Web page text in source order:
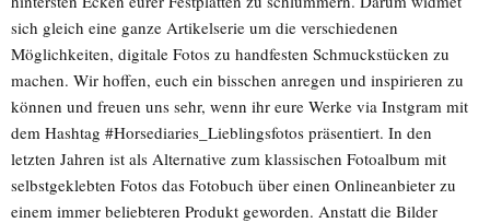
sich gleich eine ganze Artikelserie um die verschiedenen
Möglichkeiten, digitale Fotos zu handfesten Schmuckstücken zu
machen. Wir hoffen, euch ein bisschen anregen und inspirieren zu
können und freuen uns sehr, wenn ihr eure Werke via Instgram mit
dem Hashtag #Horsediaries_Lieblingsfotos präsentiert. In den
letzten Jahren ist als Alternative zum klassischen Fotoalbum mit
selbstgeklebten Fotos das Fotobuch über einen Onlineanbieter zu
einem immer beliebteren Produkt geworden. Anstatt die Bilder